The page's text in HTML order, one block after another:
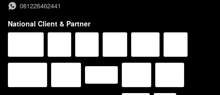
081226462441
National Client & Partner